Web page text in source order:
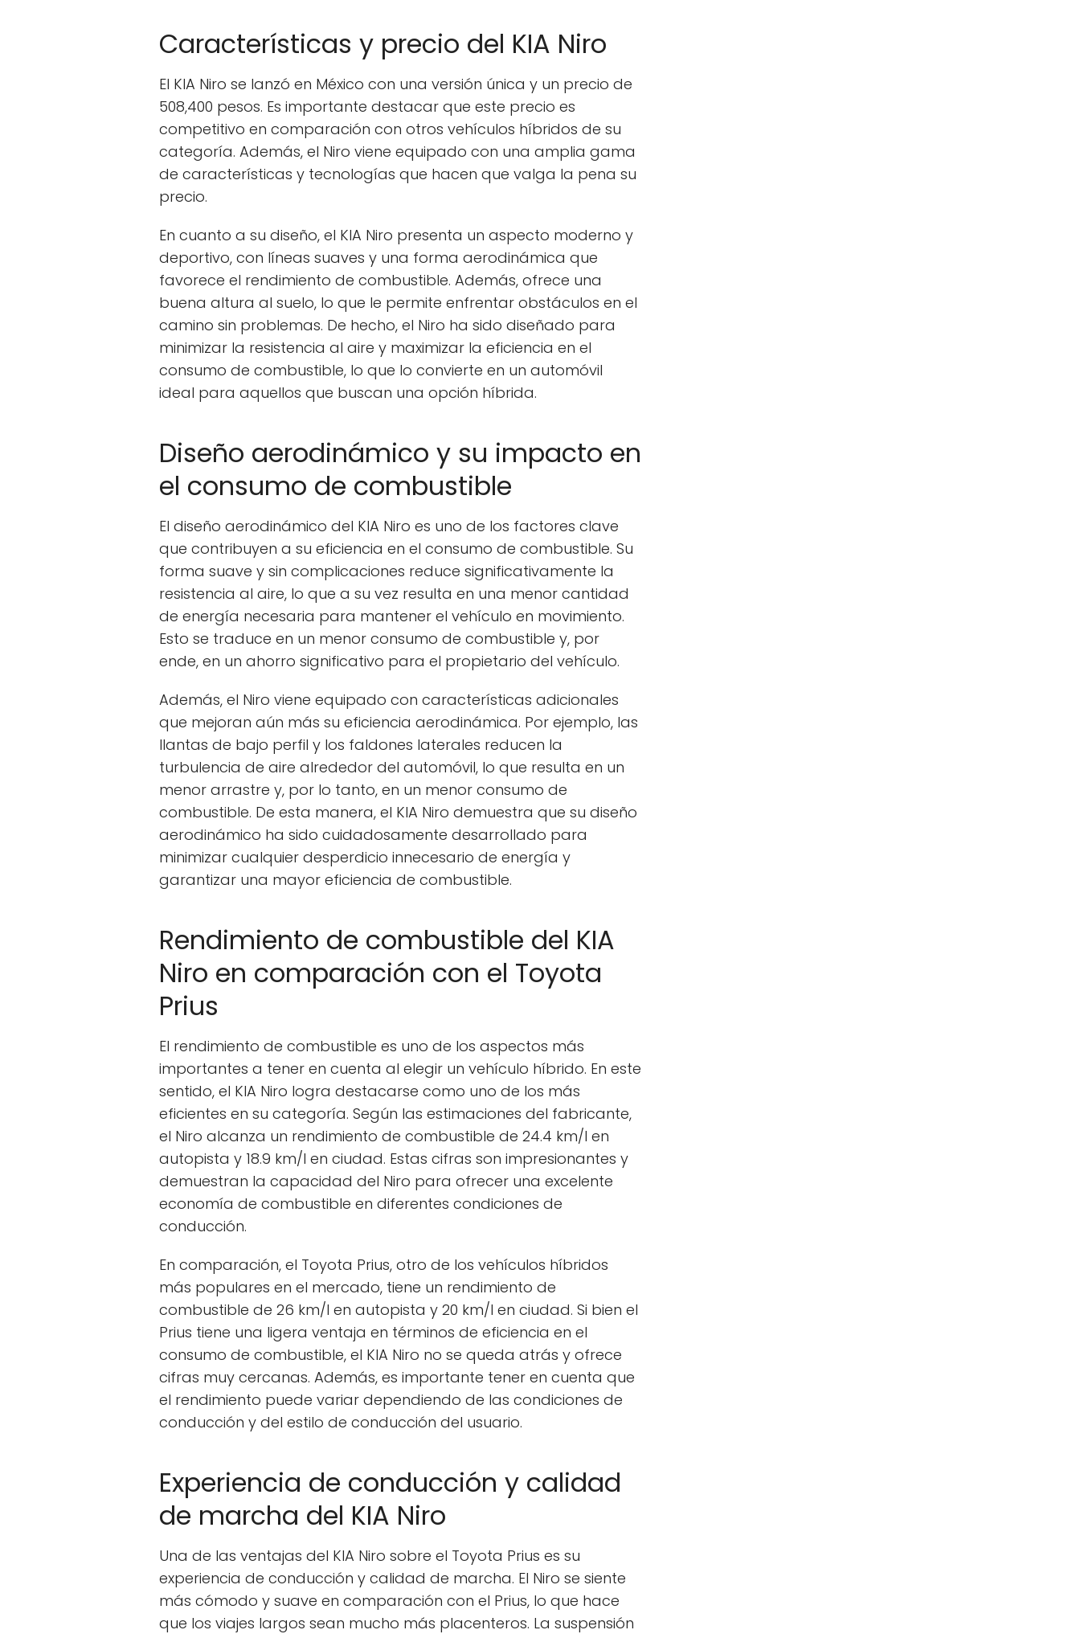
Características y precio del KIA Niro
El KIA Niro se lanzó en México con una versión única y un precio de
508,400 pesos. Es importante destacar que este precio es
competitivo en comparación con otros vehículos híbridos de su
categoría. Además, el Niro viene equipado con una amplia gama
de características y tecnologías que hacen que valga la pena su
precio.
En cuanto a su diseño, el KIA Niro presenta un aspecto moderno y
deportivo, con líneas suaves y una forma aerodinámica que
favorece el rendimiento de combustible. Además, ofrece una
buena altura al suelo, lo que le permite enfrentar obstáculos en el
camino sin problemas. De hecho, el Niro ha sido diseñado para
minimizar la resistencia al aire y maximizar la eficiencia en el
consumo de combustible, lo que lo convierte en un automóvil
ideal para aquellos que buscan una opción híbrida.
Diseño aerodinámico y su impacto en
el consumo de combustible
El diseño aerodinámico del KIA Niro es uno de los factores clave
que contribuyen a su eficiencia en el consumo de combustible. Su
forma suave y sin complicaciones reduce significativamente la
resistencia al aire, lo que a su vez resulta en una menor cantidad
de energía necesaria para mantener el vehículo en movimiento.
Esto se traduce en un menor consumo de combustible y, por
ende, en un ahorro significativo para el propietario del vehículo.
Además, el Niro viene equipado con características adicionales
que mejoran aún más su eficiencia aerodinámica. Por ejemplo, las
llantas de bajo perfil y los faldones laterales reducen la
turbulencia de aire alrededor del automóvil, lo que resulta en un
menor arrastre y, por lo tanto, en un menor consumo de
combustible. De esta manera, el KIA Niro demuestra que su diseño
aerodinámico ha sido cuidadosamente desarrollado para
minimizar cualquier desperdicio innecesario de energía y
garantizar una mayor eficiencia de combustible.
Rendimiento de combustible del KIA
Niro en comparación con el Toyota
Prius
El rendimiento de combustible es uno de los aspectos más
importantes a tener en cuenta al elegir un vehículo híbrido. En este
sentido, el KIA Niro logra destacarse como uno de los más
eficientes en su categoría. Según las estimaciones del fabricante,
el Niro alcanza un rendimiento de combustible de 24.4 km/l en
autopista y 18.9 km/l en ciudad. Estas cifras son impresionantes y
demuestran la capacidad del Niro para ofrecer una excelente
economía de combustible en diferentes condiciones de
conducción.
En comparación, el Toyota Prius, otro de los vehículos híbridos
más populares en el mercado, tiene un rendimiento de
combustible de 26 km/l en autopista y 20 km/l en ciudad. Si bien el
Prius tiene una ligera ventaja en términos de eficiencia en el
consumo de combustible, el KIA Niro no se queda atrás y ofrece
cifras muy cercanas. Además, es importante tener en cuenta que
el rendimiento puede variar dependiendo de las condiciones de
conducción y del estilo de conducción del usuario.
Experiencia de conducción y calidad
de marcha del KIA Niro
Una de las ventajas del KIA Niro sobre el Toyota Prius es su
experiencia de conducción y calidad de marcha. El Niro se siente
más cómodo y suave en comparación con el Prius, lo que hace
que los viajes largos sean mucho más placenteros. La suspensión